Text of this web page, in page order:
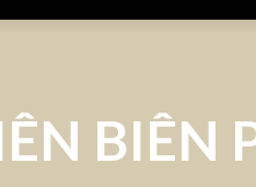
BIÊN